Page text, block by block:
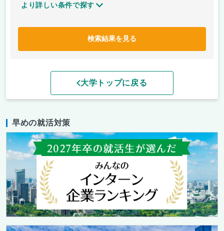
より詳しい条件で探す
検索結果を見る
大学トップに戻る
早めの就活対策